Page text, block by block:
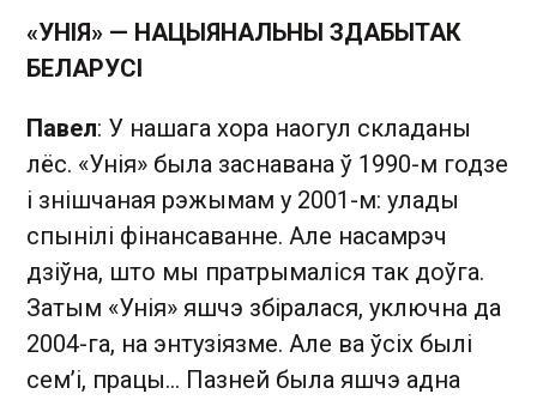
«УНІЯ» — НАЦЫЯНАЛЬНЫ ЗДАБЫТАК
БЕЛАРУСІ
Павел: У нашага хора наогул складаны
лёс. «Унія» была заснавана ў 1990-м годзе
і знішчаная рэжымам у 2001-м: улады
спынілі фінансаванне. Але насамрэч
дзіўна, што мы пратрымаліся так доўга.
Затым «Унія» яшчэ збіралася, уключна да
2004-га, на энтузіязме. Але ва ўсіх былі
сем’і, працы… Пазней была яшчэ адна